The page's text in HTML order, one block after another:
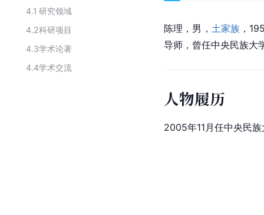
4.1 研究领域
4.2科研项目
4.3学术论著
4.4学术交流
陈理，男， 土家族 ，
导师，曾任中央民族大
人物履历
2005年11月任中央民